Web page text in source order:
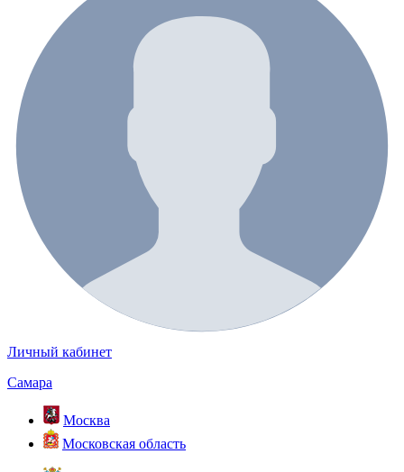
Личный кабинет
Самара
Москва
Московская область